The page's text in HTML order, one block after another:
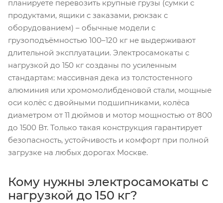
планируете перевозить крупные грузы (сумки с
продуктами, ящики с заказами, рюкзак с
оборудованием) – обычные модели с
грузоподъёмностью 100–120 кг не выдерживают
длительной эксплуатации. Электросамокаты с
нагрузкой до 150 кг созданы по усиленным
стандартам: массивная дека из толстостенного
алюминия или хромомолибденовой стали, мощные
оси колёс с двойными подшипниками, колёса
диаметром от 11 дюймов и мотор мощностью от 800
до 1500 Вт. Только такая конструкция гарантирует
безопасность, устойчивость и комфорт при полной
загрузке на любых дорогах Москве.
Кому нужны электросамокаты с
нагрузкой до 150 кг?